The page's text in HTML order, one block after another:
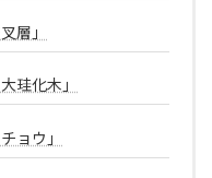
層」
珪化木」
ョウ」